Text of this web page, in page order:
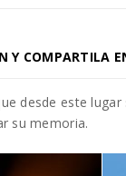
Y COMPARTILA
desde este
su memoria.